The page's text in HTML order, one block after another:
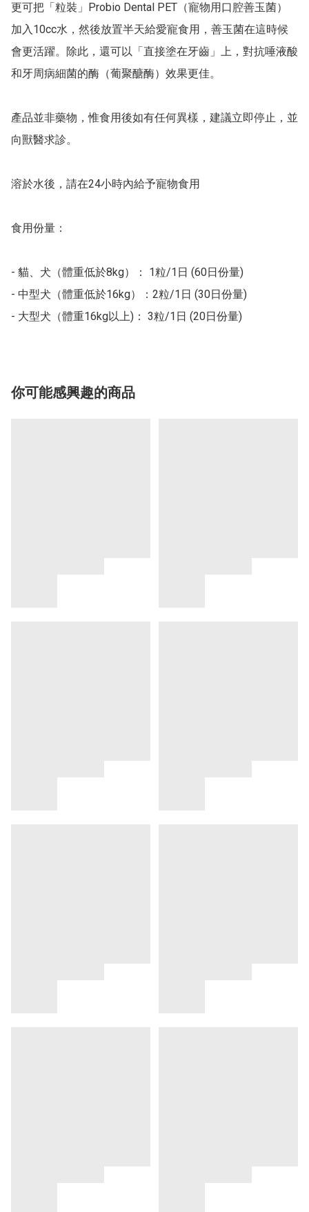
更可把「粒裝」Probio Dental PET（寵物用口腔善玉菌）
加入10cc水，然後放置半天給愛寵食用，善玉菌在這時候
會更活躍。除此，還可以「直接塗在牙齒」上，對抗唾液酸
和牙周病細菌的酶（葡聚醣酶）效果更佳。
產品並非藥物，惟食用後如有任何異樣，建議立即停止，並
向獸醫求診。
溶於水後，請在24小時內給予寵物食用
食用份量：
- 貓、犬（體重低於8kg）： 1粒/1日 (60日份量)
- 中型犬（體重低於16kg）：2粒/1日 (30日份量)
- 大型犬（體重16kg以上)： 3粒/1日 (20日份量)
你可能感興趣的商品